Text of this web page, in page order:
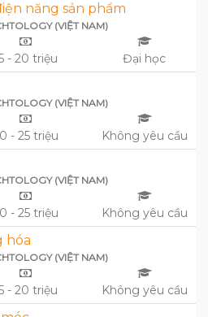
năng sản phẩm
(VIỆT NAM)
- 20 triệu Đại học
(VIỆT NAM)
- 25 triệu Không yêu cầu
(VIỆT NAM)
- 25 triệu Không yêu cầu
hóa
(VIỆT NAM)
- 20 triệu Không yêu cầu